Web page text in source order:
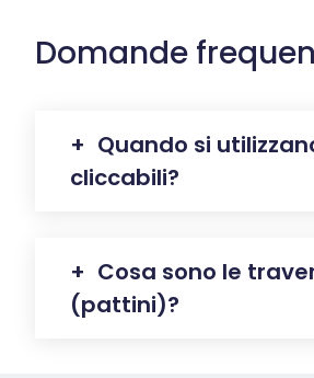
Domande
Quando si
cliccabili?
smontabili sviluppati
appositamente per la
Cosa sono le
(pattini)?